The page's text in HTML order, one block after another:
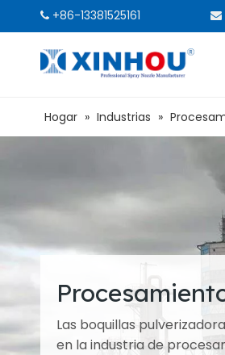
 +86-13381525161 
Hogar » Industrias »
Las boquillas
en la industria de